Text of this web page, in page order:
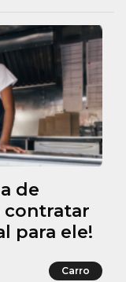
de
contratar
para ele!
Carro